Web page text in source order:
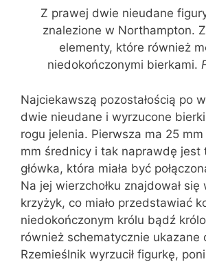
Z prawej dwie nieudane
znalezione w Northampton.
elementy, które również
niedokończonymi bierkami.
Najciekawszą pozostałością po
dwie nieudane i wyrzucone
rogu jelenia. Pierwsza ma 25
mm średnicy i tak naprawdę jest
główka, która miała być
Na jej wierzchołku znajdował się
krzyżyk, co miało przedstawiać
niedokończonym królu bądź
również schematycznie ukazane
Rzemieślnik wyrzucił figurkę,